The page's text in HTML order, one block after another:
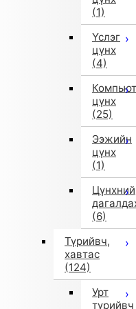
(1)
Үслэг
цүнх
(4)
цүнх
(25)
Ээжийн
цүнх
(1)
Цүнхний
(6)
Түрийвч,
хавтас
(124)
Урт
түрийвч